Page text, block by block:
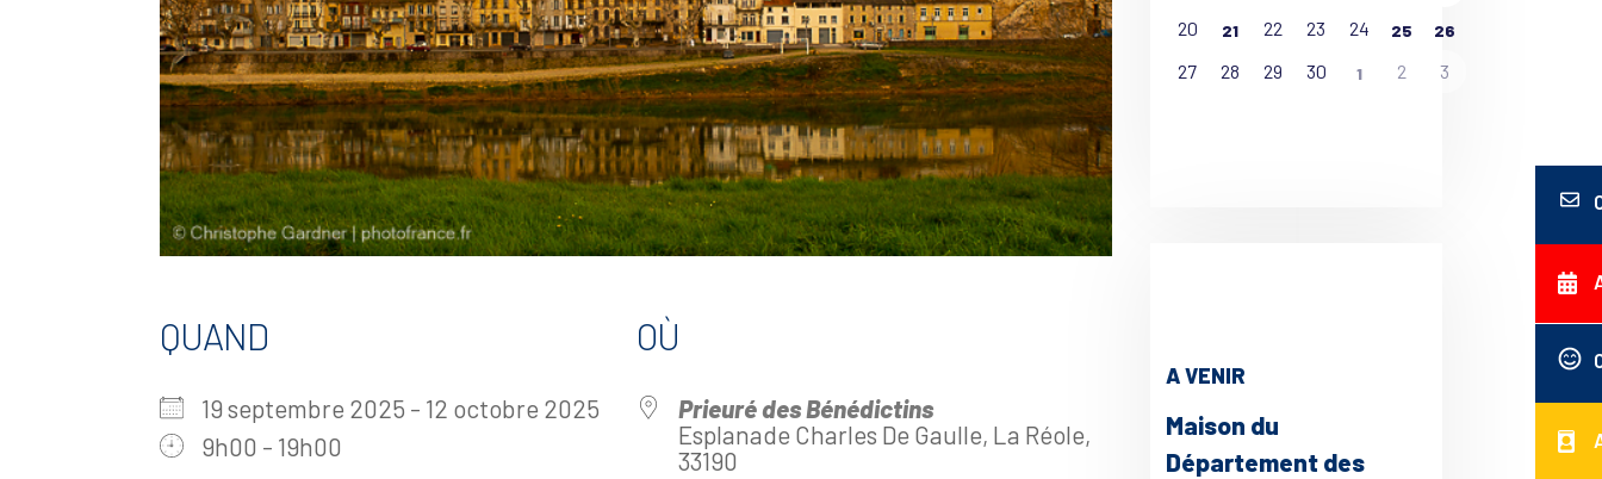
QUAND
19 septembre 2025 - 12 octobre 2025
9h00 - 19h00
OÙ
Prieuré des Bénédictins
Esplanade Charles De Gaulle, La Réole,
33190
20
21 22 23 24 25 26
27 28 29 30 1 2 3
A VENIR
Maison du
Département des